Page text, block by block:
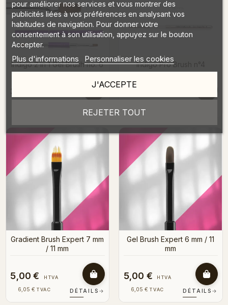
Indigo 2 in 1 Gel Brush no. 6 Indigo Pro Brush n°4
Gradient Brush Expert 7 mm
/ 11 mm
5,00 € HTVA
6,05 € TVAC DÉTAILS →
Gel Brush Expert 6 mm / 11
mm
5,00 € HTVA
6,05 € TVAC DÉTAILS →
pour améliorer nos services et vous montrer des
publicités liées à vos préférences en analysant vos
habitudes de navigation. Pour donner votre
consentement à son utilisation, appuyez sur le bouton
Accepter.
Plus d'informations Personnaliser les cookies
REJETER TOUT
J'ACCEPTE